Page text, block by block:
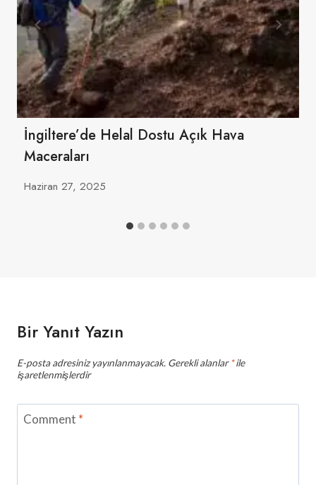
İngiltere’de Helal Dostu Açık Hava
Maceraları
Haziran 27, 2025
Bir Yanıt Yazın
E-posta adresiniz yayınlanmayacak. Gerekli alanlar*ile
işaretlenmişlerdir
Comment *